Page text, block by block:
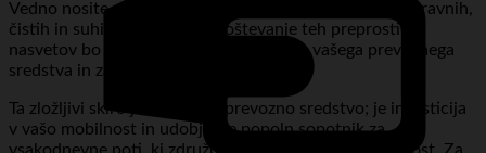
Vedno nosite zaščitno opremo in skiro uporabljajte na ravnih,
čistih in suhih površinah. Upoštevanje teh preprostih
nasvetov bo podaljšalo življenjsko dobo vašega prevoznega
sredstva in zagotovilo varno vožnjo.
Ta zložljivi skiro je več kot le prevozno sredstvo; je investicija
v vašo mobilnost in udobje. Je popoln sopotnik za